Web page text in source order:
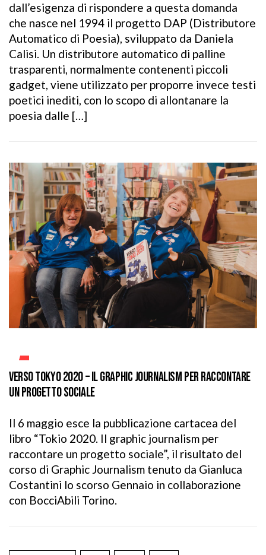
dall’esigenza di rispondere a questa domanda
che nasce nel 1994 il progetto DAP (Distributore
Automatico di Poesia), sviluppato da Daniela
Calisi. Un distributore automatico di palline
trasparenti, normalmente contenenti piccoli
gadget, viene utilizzato per proporre invece testi
poetici inediti, con lo scopo di allontanare la
poesia dalle […]
VERSO TOKYO 2020 – IL GRAPHIC JOURNALISM PER RACCONTARE
UN PROGETTO SOCIALE
Il 6 maggio esce la pubblicazione cartacea del
libro “Tokio 2020. Il graphic journalism per
raccontare un progetto sociale”, il risultato del
corso di Graphic Journalism tenuto da Gianluca
Costantini lo scorso Gennaio in collaborazione
con BocciAbili Torino.